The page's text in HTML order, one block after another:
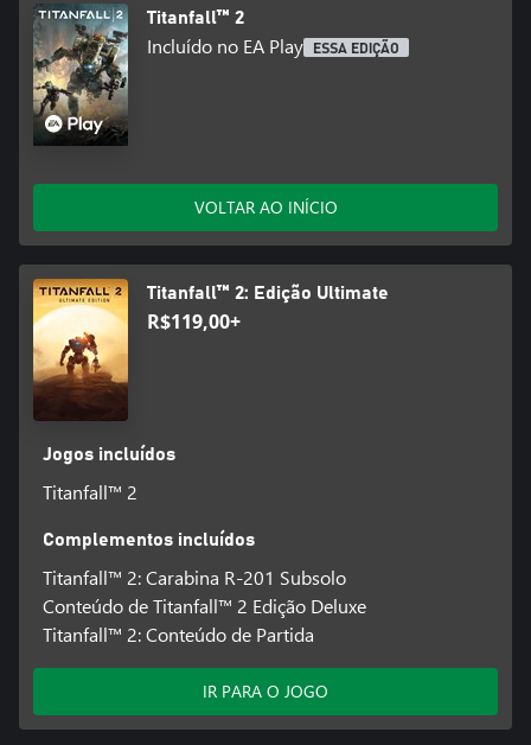
Titanfall™ 2
Incluído no EA Play ESSA EDIÇÃO
VOLTAR AO INÍCIO
Titanfall™ 2: Edição Ultimate
R$119,00+
Jogos incluídos
Titanfall™ 2
Complementos incluídos
Titanfall™ 2: Carabina R-201 Subsolo
Conteúdo de Titanfall™ 2 Edição Deluxe
Titanfall™ 2: Conteúdo de Partida
IR PARA O JOGO